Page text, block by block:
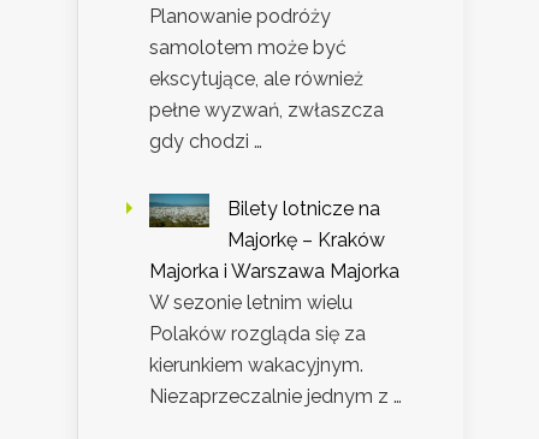
Planowanie podróży
samolotem może być
ekscytujące, ale również
pełne wyzwań, zwłaszcza
gdy chodzi …
Bilety lotnicze na
Majorkę – Kraków
Majorka i Warszawa Majorka
W sezonie letnim wielu
Polaków rozgląda się za
kierunkiem wakacyjnym.
Niezaprzeczalnie jednym z …